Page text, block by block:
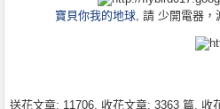
寶貝你我的地球, 請 少開電器，
送花文章: 11706, 收花文章: 3363 篇, 收